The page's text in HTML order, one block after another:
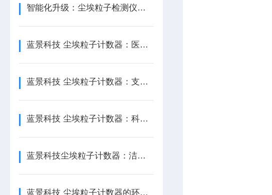
智能化升级：尘埃粒子检测仪的未来发展方向/蓝景科技
蓝景科技 尘埃粒子计数器：医院洁净手术室监测新标准
蓝景科技 尘埃粒子计数器：支持颗粒物浓度报警，实现污染风险实时预警
蓝景科技 尘埃粒子计数器：科技创新推动洁净环境监测进步
蓝景科技尘埃粒子计数器：洁净室监测技术新潮流
蓝景科技 尘埃粒子计数器的环境适应性及其对不同行业的影响